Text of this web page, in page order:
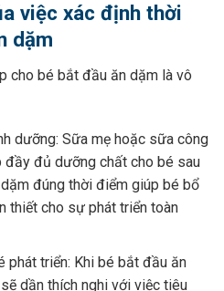
việc xác định thời
dặm
cho bé bắt đầu ăn dặm là vô
dưỡng: Sữa mẹ hoặc sữa công
đầy đủ dưỡng chất cho bé sau
đúng thời điểm giúp bé bổ
thiết cho sự phát triển toàn
phát triển: Khi bé bắt đầu ăn
dần thích nghi với việc tiêu